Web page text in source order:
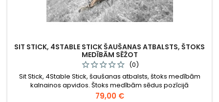
SIT STICK, 4STABLE STICK ŠAUŠANAS ATBALSTS, ŠTOKS
MEDĪBĀM SĒŽOT
(0)
Sit Stick, 4Stable Stick, šaušanas atbalsts, štoks medībām
kalnainos apvidos. Štoks medībām sēdus pozīcijā
Cena
79,00 €